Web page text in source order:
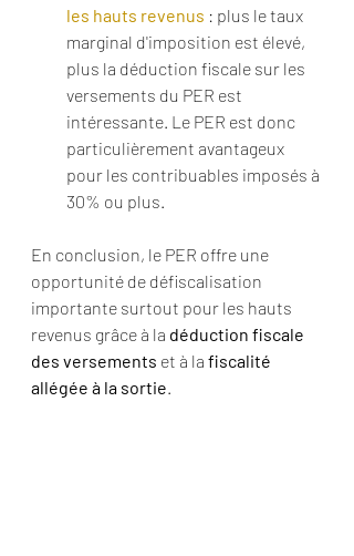
les hauts revenus : plus le taux
marginal d'imposition est élevé,
plus la déduction fiscale sur les
versements du PER est
intéressante. Le PER est donc
particulièrement avantageux
pour les contribuables imposés à
30% ou plus.
En conclusion, le PER offre une
opportunité de défiscalisation
importante surtout pour les hauts
revenus grâce à la déduction fiscale
des versements et à la fiscalité
allégée à la sortie.